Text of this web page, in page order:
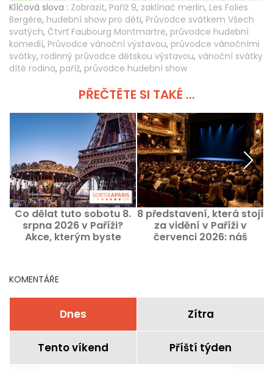
Klíčová slova : Zobrazit, Paříž 9, zaklínač merlin, Les Folies
Bergère, hudební show pro děti, Průvodce svátkem Všech
svatých, Čtvrť Faubourg Montmartre, průvodce hudební
komedií, Průvodce vánoční výstavou, průvodce vánočními
svátky, rodinný průvodce dětskou výstavou, vánoční svátky
dítě rodina, paříž, průvodce hudební show
PŘEČTĚTE SI TAKÉ ...
Co dělat tuto sobotu 8.
srpna 2026 v Paříži?
Akce, kterým byste
8 představení, která stojí
za vidění v Paříži v
červenci 2026: náš
KOMENTÁŘE
Dnes Zítra
Tento víkend Příští týden